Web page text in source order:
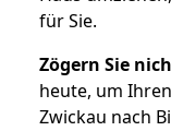
für Sie.
Zögern Sie
heute, um
Zwickau nach